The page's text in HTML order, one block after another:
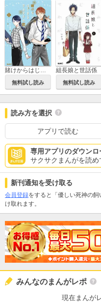
無料試し読み
組長娘と世話係
無料試し読み
読み方を選択
アプリで読む
専用アプリのダウンロ
サクサクまんがを読め
新刊通知を受け取る
会員登録をすると「優しい死神の
け取れます。
みんなのまんがレポ
現在まんが